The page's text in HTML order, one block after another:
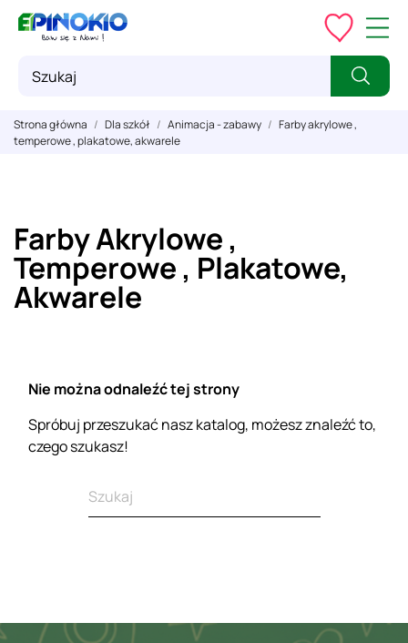
Strona główna Dla szkół Animacja - zabawy
Farby akrylowe ,
temperowe , plakatowe, akwarele
Farby Akrylowe ,
Temperowe , Plakatowe,
Akwarele
Nie można odnaleźć tej strony
Spróbuj przeszukać nasz katalog, możesz znaleźć to,
czego szukasz!